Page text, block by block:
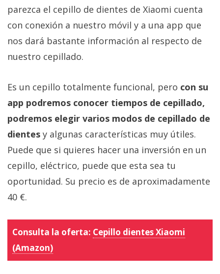
parezca el cepillo de dientes de Xiaomi cuenta
con conexión a nuestro móvil y a una app que
nos dará bastante información al respecto de
nuestro cepillado.
Es un cepillo totalmente funcional, pero con su
app podremos conocer tiempos de cepillado,
podremos elegir varios modos de cepillado de
dientes y algunas características muy útiles.
Puede que si quieres hacer una inversión en un
cepillo, eléctrico, puede que esta sea tu
oportunidad. Su precio es de aproximadamente
40 €.
Consulta la oferta: Cepillo dientes Xiaomi
(Amazon)